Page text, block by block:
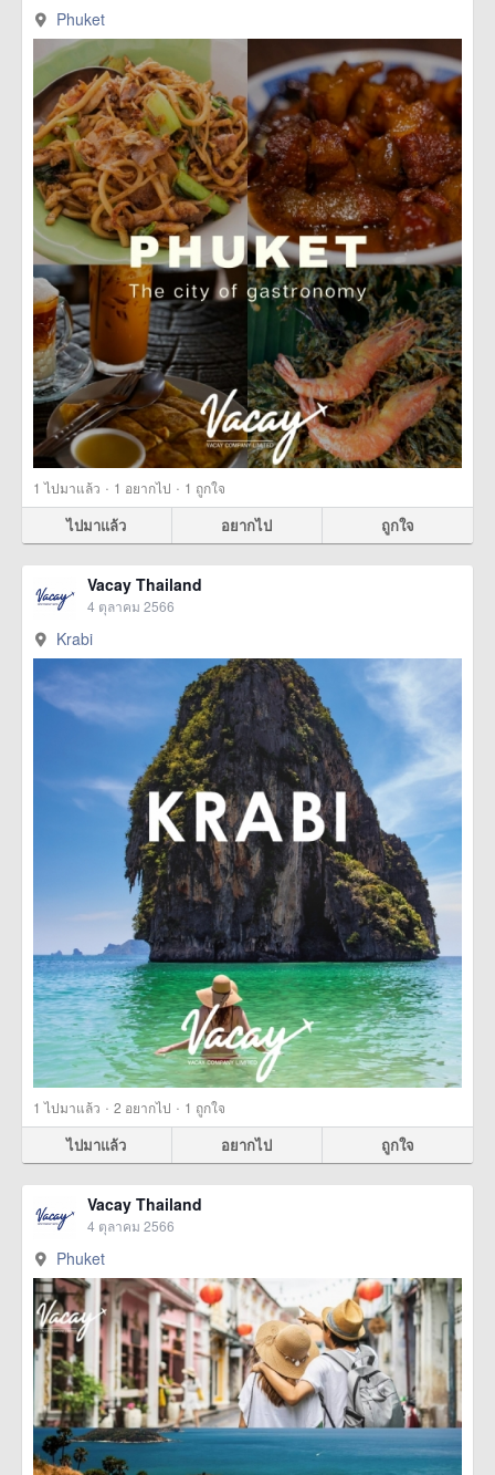
Phuket
1 ไปมาแล้ว · 1 อยากไป · 1 ถูกใจ
ไปมาแล้ว อยากไป ถูกใจ
Vacay Thailand
4 ตุลาคม 2566
Krabi
1 ไปมาแล้ว · 2 อยากไป · 1 ถูกใจ
ไปมาแล้ว อยากไป ถูกใจ
Vacay Thailand
4 ตุลาคม 2566
Phuket